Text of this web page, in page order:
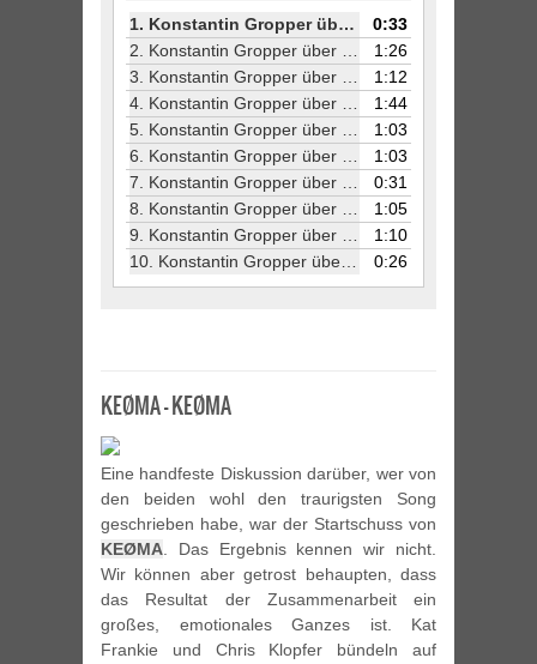
1. Konstantin Gropper über -It's A Fog-
0:33
2. Konstantin Gropper über -It's A Mess-
1:26
3. Konstantin Gropper über -I'm Painting Money-
1:12
4. Konstantin Gropper über -Young Count Falls For Nurse-
1:44
5. Konstantin Gropper über -33-
1:03
6. Konstantin Gropper über -Marienbad-
1:03
7. Konstantin Gropper über -It's An Airlift-
0:31
8. Konstantin Gropper über -Eulogy-
1:05
9. Konstantin Gropper über - It's A Catalogue-
1:10
10. Konstantin Gropper über -It's A Tender Maze- 0:26
KEØMA – KEØMA
Eine handfeste Diskussion darüber, wer von
den beiden wohl den traurigsten Song
geschrieben habe, war der Startschuss von
KEØMA. Das Ergebnis kennen wir nicht.
Wir können aber getrost behaupten, dass
das Resultat der Zusammenarbeit ein
großes, emotionales Ganzes ist. Kat
Frankie und Chris Klopfer bündeln auf